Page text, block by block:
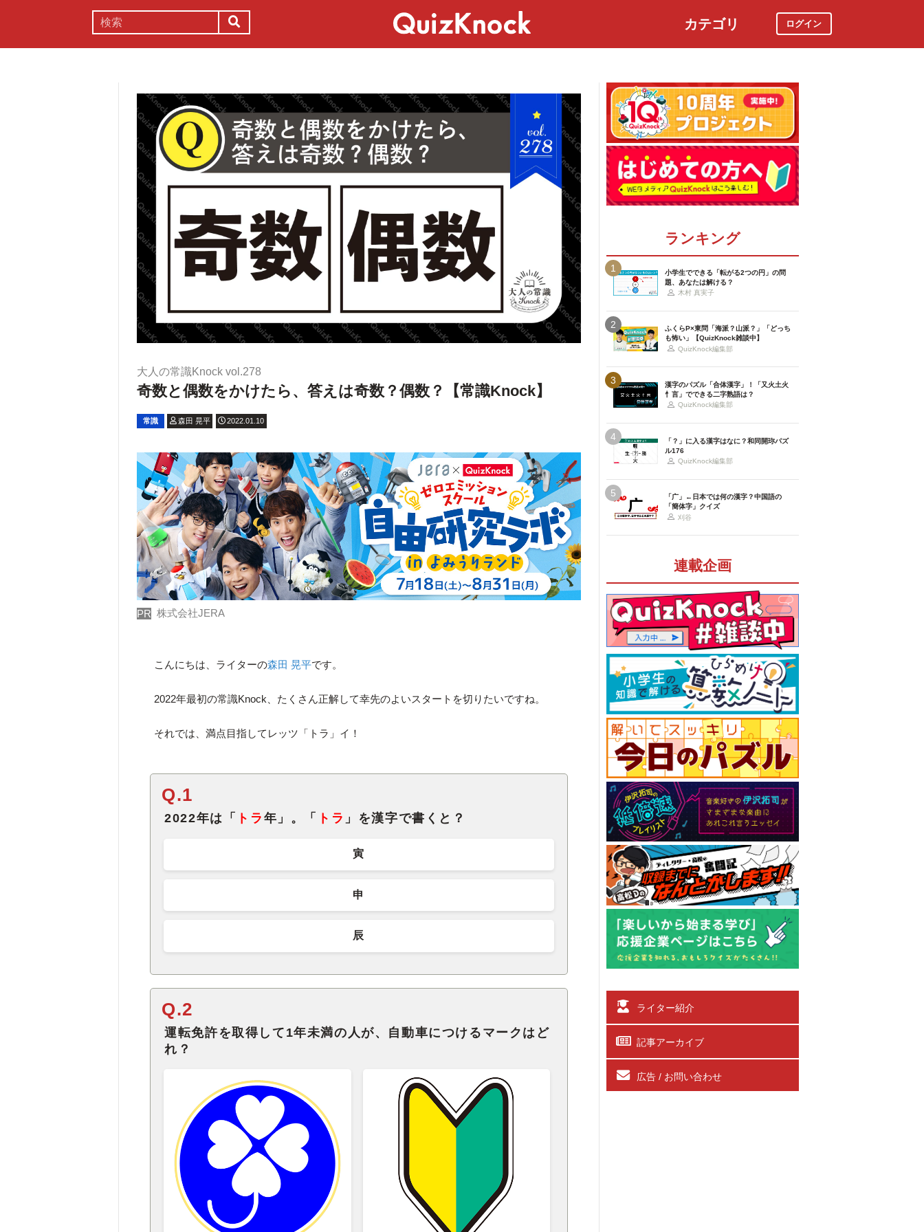
カテゴリ ログイン
大人の常識Knock vol.278
奇数と偶数をかけたら、答えは奇数？偶数？【常識Knock】
常識 森田 晃平 2022.01.10
PR 株式会社JERA
こんにちは、ライターの森田 晃平です。
2022年最初の常識Knock、たくさん正解して幸先のよいスタートを切りたいですね。
それでは、満点目指してレッツ「トラ」イ！
Q.1
2022年は「 トラ 年」。「 トラ 」を漢字で書くと？
寅
申
辰
Q.2
運転免許を取得して1年未満の人が、自動車につけるマークはど
れ？
ランキング
1
小学生でできる「転がる2つの円」の問
題、あなたは解ける？
木村 真実子
2
ふくらP×東問「海派？山派？」「どっち
も怖い」【QuizKnock雑談中】
QuizKnock編集部
3
漢字のパズル「合体漢字」！「又火土火
忄言」でできる二字熟語は？
QuizKnock編集部
4
「？」に入る漢字はなに？和同開珎パズ
ル176
QuizKnock編集部
5
「广」←日本では何の漢字？中国語の
「簡体字」クイズ
刈谷
連載企画
ライター紹介
記事アーカイブ
広告 / お問い合わせ